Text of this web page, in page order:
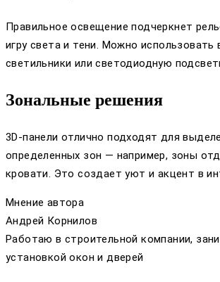
Правильное освещение подчеркнет
игру света и тени. Можно использовать
светильники или светодиодную
Зональные решения
3D-панели отлично подходят для
определенных зон — например, зоны
кровати. Это создает уют и акцент в
Мнение автора
Андрей Корнилов
Работаю в строительной компании,
установкой окон и дверей